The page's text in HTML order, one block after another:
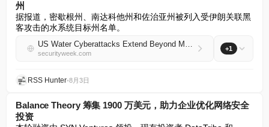
州
据报道，密歇根州、南达科他州和佐治亚州被列入受伊朗关联黑
客攻击的水系统目标州名单。
US Water Cyberattacks Extend Beyond Minnesota to at Least 6 Other States
securityweek.com
+1
RSS Hunter•8月3日
Balance Theory 筹集 1900 万美元，助力企业优化网络安全
投资